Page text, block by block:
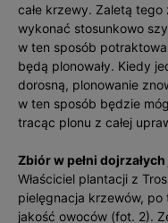
całe krzewy. Zaletą
wykonać stosunkowo
w ten sposób
będą plonowały. Kiedy
dorosną, plonowanie
w ten sposób będzie
tracąc plonu z całej
Zbiór w pełni
Właściciel plantacji z
pielęgnacja krzewów,
jakość owoców (fot. 2).